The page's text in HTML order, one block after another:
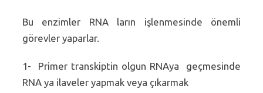
Bu enzimler RNA ların işlenmesinde önemli
görevler yaparlar.
1- Primer transkiptin olgun RNAya geçmesinde
RNA ya ilaveler yapmak veya çıkarmak